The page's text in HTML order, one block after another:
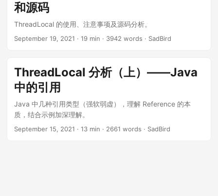
和源码
ThreadLocal 的使用、注意事项及源码分析。
September 19, 2021 · 19 min · 3942 words · SadBird
ThreadLocal 分析（上）——Java
中的引用
Java 中几种引用类型（强软弱虚），理解 Reference 的本
质，结合示例加深理解。
September 15, 2021 · 13 min · 2661 words · SadBird